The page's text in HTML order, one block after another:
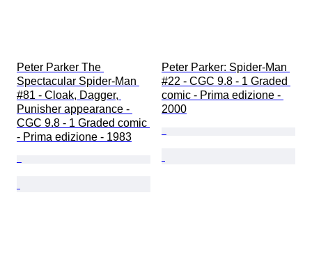
Peter Parker The
Spectacular Spider-Man
#81 - Cloak, Dagger,
Punisher appearance -
CGC 9.8 - 1 Graded comic
- Prima edizione - 1983
Peter Parker: Spider-Man
#22 - CGC 9.8 - 1 Graded
comic - Prima edizione -
2000